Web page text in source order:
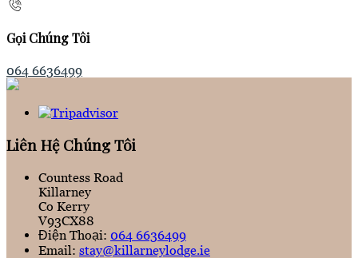
Gọi Chúng Tôi
064 6636499
Liên Hệ Chúng Tôi
Countess Road
Killarney
Co Kerry
V93CX88
Điện Thoại: 064 6636499
Email: stay@killarneylodge.ie